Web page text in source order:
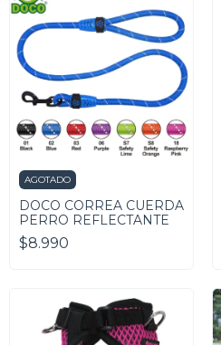
AGOTADO
DOCO CORREA CUERDA
PERRO REFLECTANTE
$8.990